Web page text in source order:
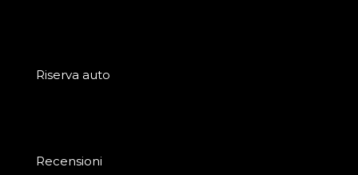
Riserva auto
Recensioni